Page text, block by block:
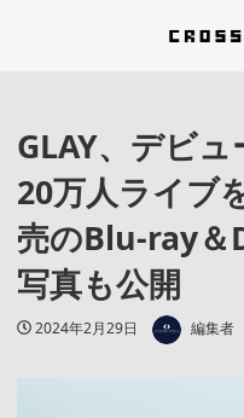
GLAY、デビ
20万人ライブ
売のBlu-ray＆
写真も公開
投稿日
2024年2月29日 著者 編集者